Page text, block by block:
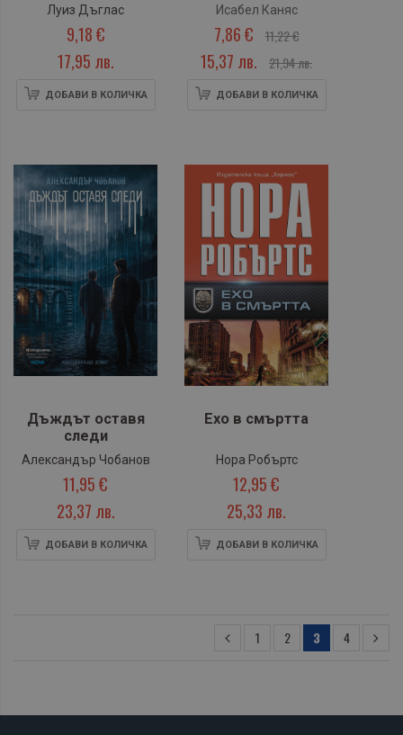
Луиз Дъглас
9,18 €
17,95 лв.
ДОБАВИ В КОЛИЧКА
Исабел Каняс
7,86 € 11,22 €
15,37 лв. 21,94 лв.
ДОБАВИ В КОЛИЧКА
Дъждът оставя
следи
Александър Чобанов
11,95 €
23,37 лв.
ДОБАВИ В КОЛИЧКА
Ехо в смъртта
Нора Робъртс
12,95 €
25,33 лв.
ДОБАВИ В КОЛИЧКА
1 2 3 4